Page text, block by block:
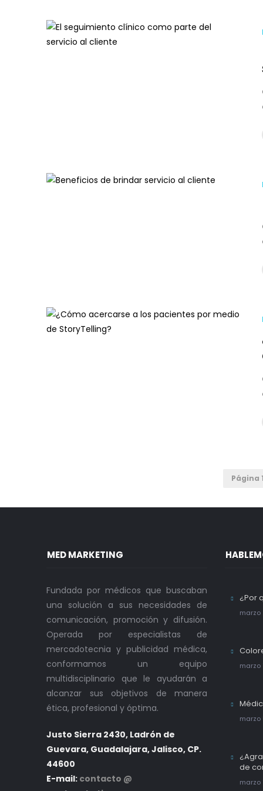
Página
MED MARKETING
Fundada por médicos que buscaban
una solución a sus necesidades de
comunicación, promoción y difusión.
Operada por especialistas de
mercadotecnia y publicidad médica,
conformamos un equipo
multidisciplinario que le ayudarán a
alcanzar sus objetivos de manera
ética, profesional y óptima.
Justo Sierra 2430, Ladrón de
Guevara, Guadalajara, Jalisco, CP.
44600
E-mail: contacto @
¿Por
marzo
marzo
marzo
de
marzo